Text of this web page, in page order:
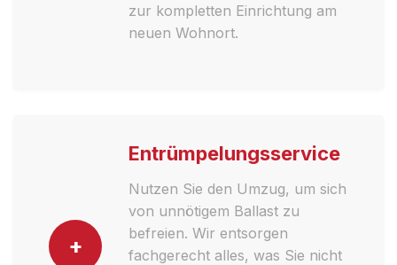
zur kompletten Einrichtung am
neuen Wohnort.
+
Entrümpelungsservice
Nutzen Sie den Umzug, um sich
von unnötigem Ballast zu
befreien. Wir entsorgen
fachgerecht alles, was Sie nicht